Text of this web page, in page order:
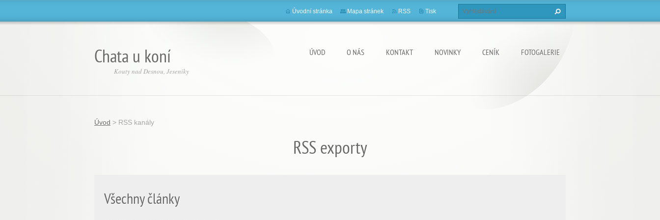
Chata u koní
Kouty nad Desnou, Jeseníky
ÚVOD O NÁS KONTAKT NOVINKY CENÍK FOTOGALERIE
Úvodní stránka Mapa stránek RSS Tisk
Úvod > RSS kanály
RSS exporty
Všechny články